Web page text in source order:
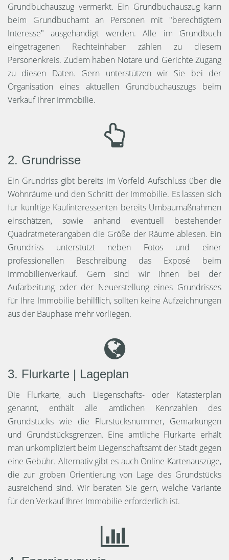
Grundbuchauszug vermerkt. Ein Grundbuchauszug kann
beim Grundbuchamt an Personen mit "berechtigtem
Interesse" ausgehändigt werden. Alle im Grundbuch
eingetragenen Rechteinhaber zählen zu diesem
Personenkreis. Zudem haben Notare und Gerichte Zugang
zu diesen Daten. Gern unterstützen wir Sie bei der
Organisation eines aktuellen Grundbuchauszugs beim
Verkauf Ihrer Immobilie.
2. Grundrisse
Ein Grundriss gibt bereits im Vorfeld Aufschluss über die
Wohnräume und den Schnitt der Immobilie. Es lassen sich
für künftige Kaufinteressenten bereits Umbaumaßnahmen
einschätzen, sowie anhand eventuell bestehender
Quadratmeterangaben die Größe der Räume ablesen. Ein
Grundriss unterstützt neben Fotos und einer
professionellen Beschreibung das Exposé beim
Immobilienverkauf. Gern sind wir Ihnen bei der
Aufarbeitung oder der Neuerstellung eines Grundrisses
für Ihre Immobilie behilflich, sollten keine Aufzeichnungen
aus der Bauphase mehr vorliegen.
3. Flurkarte | Lageplan
Die Flurkarte, auch Liegenschafts- oder Katasterplan
genannt, enthält alle amtlichen Kennzahlen des
Grundstücks wie die Flurstücksnummer, Gemarkungen
und Grundstücksgrenzen. Eine amtliche Flurkarte erhält
man unkompliziert beim Liegenschaftsamt der Stadt gegen
eine Gebühr. Alternativ gibt es auch Online-Kartenauszüge,
die zur groben Orientierung von Lage des Grundstücks
ausreichend sind. Wir beraten Sie gern, welche Variante
für den Verkauf Ihrer Immobilie erforderlich ist.